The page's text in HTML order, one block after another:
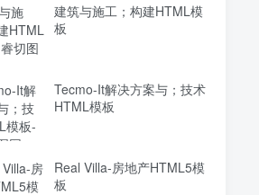
建筑与施工；构建HTML模
板
Tecmo-It解决方案与；技术
HTML模板
Real Villa-房地产HTML5模
板